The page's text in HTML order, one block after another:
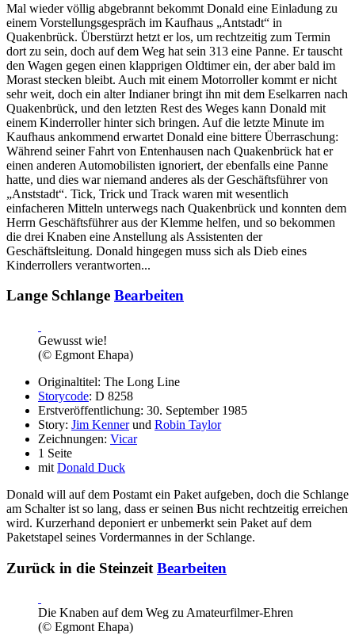
Mal wieder völlig abgebrannt bekommt Donald eine Einladung zu
einem Vorstellungsgespräch im Kaufhaus „Antstadt“ in
Quakenbrück. Überstürzt hetzt er los, um rechtzeitig zum Termin
dort zu sein, doch auf dem Weg hat sein 313 eine Panne. Er tauscht
den Wagen gegen einen klapprigen Oldtimer ein, der aber bald im
Morast stecken bleibt. Auch mit einem Motorroller kommt er nicht
sehr weit, doch ein alter Indianer bringt ihn mit dem Eselkarren nach
Quakenbrück, und den letzten Rest des Weges kann Donald mit
einem Kinderroller hinter sich bringen. Auf die letzte Minute im
Kaufhaus ankommend erwartet Donald eine bittere Überraschung:
Während seiner Fahrt von Entenhausen nach Quakenbrück hat er
einen anderen Automobilisten ignoriert, der ebenfalls eine Panne
hatte, und dies war niemand anderes als der Geschäftsführer von
„Anststadt“. Tick, Trick und Track waren mit wesentlich
einfacheren Mitteln unterwegs nach Quakenbrück und konnten dem
Herrn Geschäftsführer aus der Klemme helfen, und so bekommen
die drei Knaben eine Anstellung als Assistenten der
Geschäftsleitung. Donald hingegen muss sich als Dieb eines
Kinderrollers verantworten...
Lange Schlange Bearbeiten
Gewusst wie!
(© Egmont Ehapa)
Originaltitel: The Long Line
Storycode: D 8258
Erstveröffentlichung: 30. September 1985
Story: Jim Kennerund Robin Taylor
Zeichnungen: Vicar
1 Seite
mit Donald Duck
Donald will auf dem Postamt ein Paket aufgeben, doch die Schlange
am Schalter ist so lang, dass er seinen Bus nicht rechtzeitig erreichen
wird. Kurzerhand deponiert er unbemerkt sein Paket auf dem
Paketstapel seines Vordermannes in der Schlange.
Zurück in die Steinzeit Bearbeiten
Die Knaben auf dem Weg zu Amateurfilmer-Ehren
(© Egmont Ehapa)